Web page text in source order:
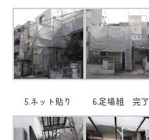
5.ネット貼り 6.足場組 完了